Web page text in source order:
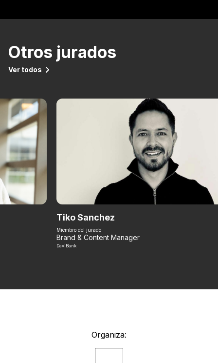
Otros jurados
Ver todos
Tiko Sanchez
Miembro del jurado
Brand & Content Manager
DaviBank
Organiza: